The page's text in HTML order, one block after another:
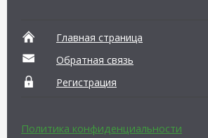
Главная страница
Обратная связь
Регистрация
Политика конфиденциальности